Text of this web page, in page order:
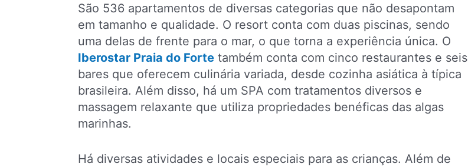
São 536 apartamentos de diversas categorias que não desapontam
em tamanho e qualidade. O resort conta com duas piscinas, sendo
uma delas de frente para o mar, o que torna a experiência única. O
Iberostar Praia do Forte também conta com cinco restaurantes e seis
bares que oferecem culinária variada, desde cozinha asiática à típica
brasileira. Além disso, há um SPA com tratamentos diversos e
massagem relaxante que utiliza propriedades benéficas das algas
marinhas.
Há diversas atividades e locais especiais para as crianças. Além de